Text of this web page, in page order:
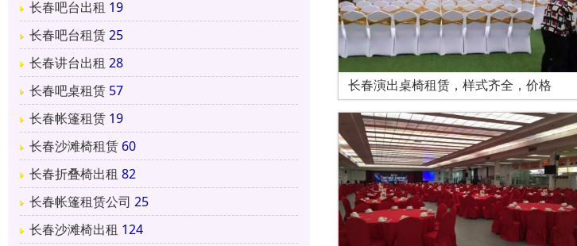
长春吧台出租 19
长春吧台租赁25
长春讲台出租 28
长春吧桌租赁 57
长春帐篷租赁 19
长春沙滩椅租赁 60
长春折叠椅出租 82
长春帐篷租赁公司 25
长春沙滩椅出租 124
长春演出桌椅租赁，样式齐全，价格